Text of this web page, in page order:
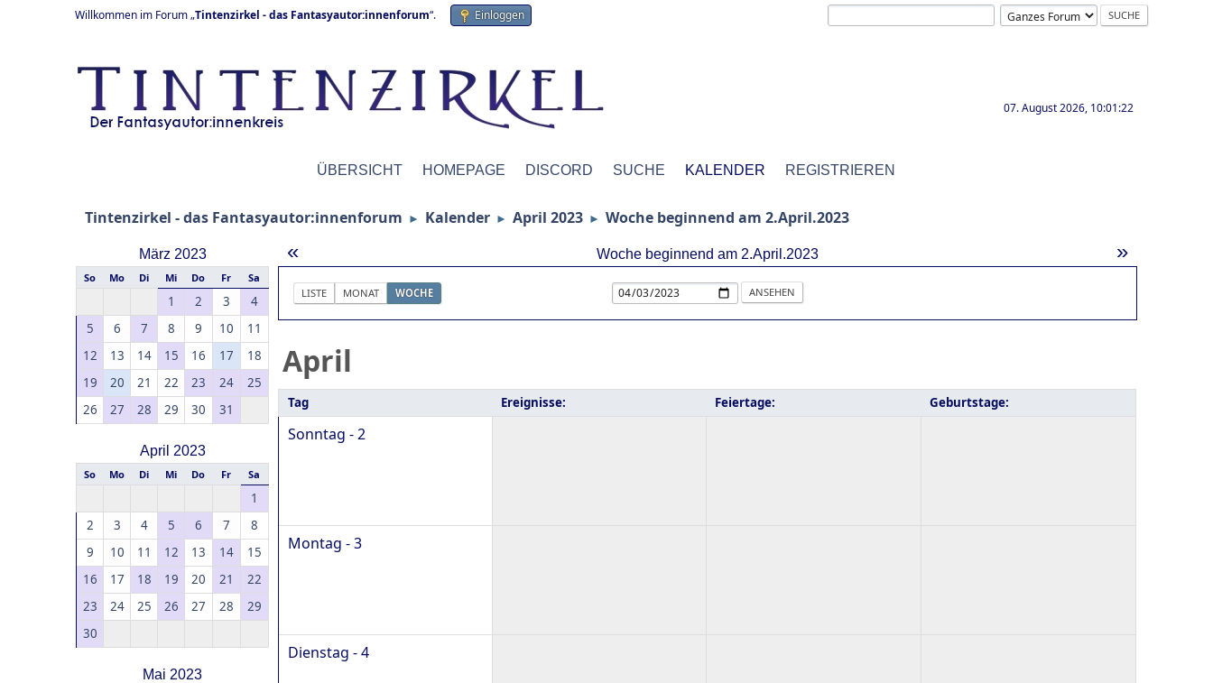
Willkommen im Forum „Tintenzirkel - das Fantasyautor:innenforum“. Einloggen
07. August 2026, 10:01:22
ÜBERSICHT HOMEPAGE DISCORD SUCHE KALENDER REGISTRIEREN
Tintenzirkel - das Fantasyautor:innenforum ► Kalender ► April 2023 ► Woche beginnend am 2.April.2023
März 2023
So Mo Di Mi Do Fr Sa
1 2 3
4
5
6 7 8 9 10
11
12
13 14 15 16 17
18
19
20 21 22 23 24
25
26
27 28 29 30 31
April 2023
So Mo Di Mi Do Fr Sa
1
2
3 4 5 6 7
8
9
10 11 12 13 14
15
16
17 18 19 20 21
22
23
24 25 26 27 28
29
30
Mai 2023
« »
Woche beginnend am 2.April.2023
LISTE MONAT WOCHE
April
Tag Ereignisse: Feiertage: Geburtstage:
Sonntag - 2
Montag - 3
Dienstag - 4